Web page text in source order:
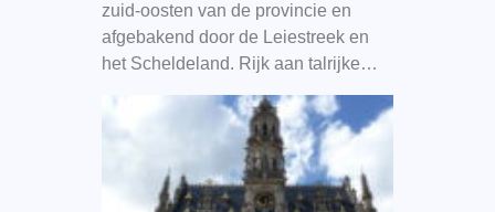
zuid-oosten van de provincie en
afgebakend door de Leiestreek en
het Scheldeland. Rijk aan talrijke…